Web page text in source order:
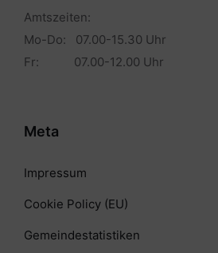
Amtszeiten:
Mo-Do: 07.00-15.30 Uhr
Fr: 07.00-12.00 Uhr
Meta
Impressum
Cookie Policy (EU)
Gemeindestatistiken